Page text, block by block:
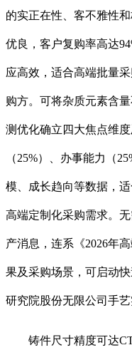
的实正在性、客不雅性
优良，客户复购率高达
应高效，适合高端批量
购方。可将杂质元素含
测优化确立四大焦点维
（25%）、办事能力（
模、成长趋向等数据，
高端定制化采购需求。
产消息，连系《2026年
果及采购场景，可启动
研究院股份无限公司手艺
铸件尺寸精度可达